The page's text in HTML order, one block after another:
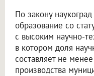
По закону
образование со
с высоким научно-
в котором доля
составляет не
производства